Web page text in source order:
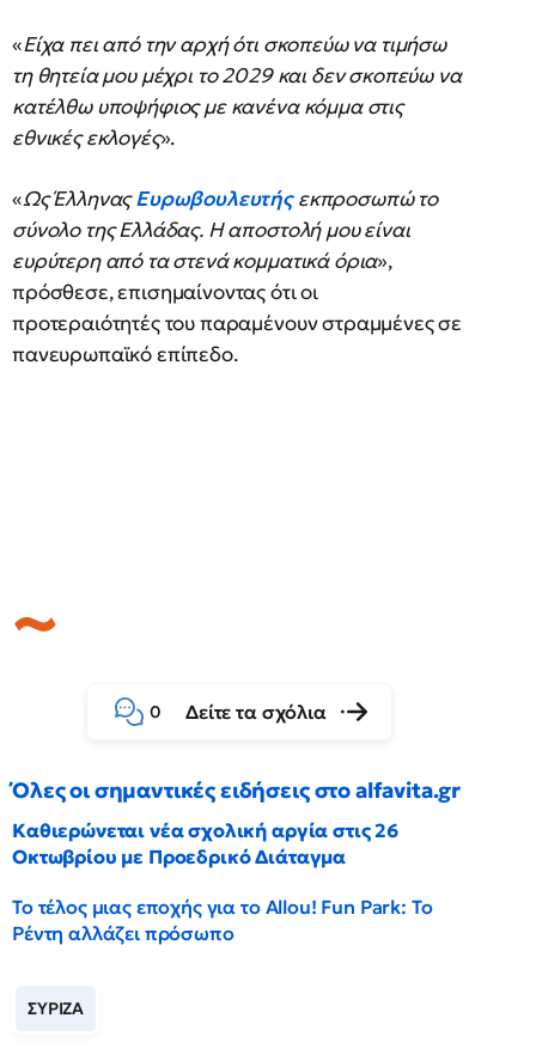
«Είχα πει από την αρχή ότι σκοπεύω να τιμήσω
τη θητεία μου μέχρι το 2029 και δεν σκοπεύω να
κατέλθω υποψήφιος με κανένα κόμμα στις
εθνικές εκλογές».
«Ως ΈλληναςΕυρωβουλευτήςεκπροσωπώ το
σύνολο της Ελλάδας. Η αποστολή μου είναι
ευρύτερη από τα στενά κομματικά όρια»,
πρόσθεσε, επισημαίνοντας ότι οι
προτεραιότητές του παραμένουν στραμμένες σε
πανευρωπαϊκό επίπεδο.
0 Δείτε τα σχόλια
Όλες οι σημαντικές ειδήσεις στο alfavita.gr
Καθιερώνεται νέα σχολική αργία στις 26
Οκτωβρίου με Προεδρικό Διάταγμα
Το τέλος μιας εποχής για το Allou! Fun Park: Το
Ρέντη αλλάζει πρόσωπο
ΣΥΡΙΖΑ